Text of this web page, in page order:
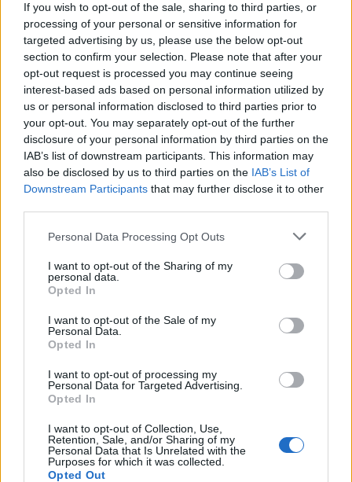
If you wish to opt-out of the sale, sharing to third parties, or
processing of your personal or sensitive information for
targeted advertising by us, please use the below opt-out
section to confirm your selection. Please note that after your
opt-out request is processed you may continue seeing
interest-based ads based on personal information utilized by
us or personal information disclosed to third parties prior to
your opt-out. You may separately opt-out of the further
disclosure of your personal information by third parties on the
IAB’s list of downstream participants. This information may
also be disclosed by us to third parties on the IAB’s List of
Downstream Participants that may further disclose it to other
Personal Data Processing Opt Outs
I want to opt-out of the Sharing of my
personal data.
Opted In
I want to opt-out of the Sale of my
Personal Data.
Opted In
I want to opt-out of processing my
Personal Data for Targeted Advertising.
Opted In
I want to opt-out of Collection, Use,
Retention, Sale, and/or Sharing of my
Personal Data that Is Unrelated with the
Purposes for which it was collected.
Opted Out
PDF (Lazarus)
PUSL (D. Voiculescu)
PNȚCD (Pavelescu)
PNCR (Terheș)
Partidul Patrioților (Surugiu)
FAR (Coarnă)
România pe Primul Loc (Ponta)
Altul
Arată rezultatele
Arhiva sondajelor
ad